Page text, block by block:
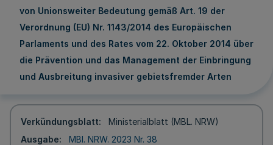
von Unionsweiter Bedeutung gemäß Art. 19 der
Verordnung (EU) Nr. 1143/2014 des Europäischen
Parlaments und des Rates vom 22. Oktober 2014 über
die Prävention und das Management der Einbringung
und Ausbreitung invasiver gebietsfremder Arten
Verkündungsblatt
Ministerialblatt (MBL. NRW)
Ausgabe
MBl. NRW. 2023 Nr. 38